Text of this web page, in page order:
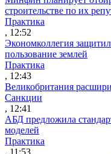
строительстве по их
Практика
, 12:52
Экономколлегия
пользование землей
Практика
, 12:43
Великобритания
Санкции
, 12:41
АБД предложила
моделей
Практика
, 11:53